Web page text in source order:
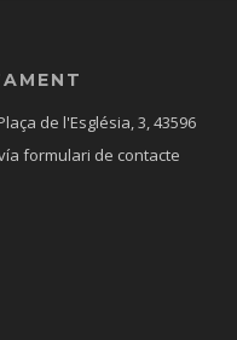
de l'Església, 3, 43596
formulari de contacte